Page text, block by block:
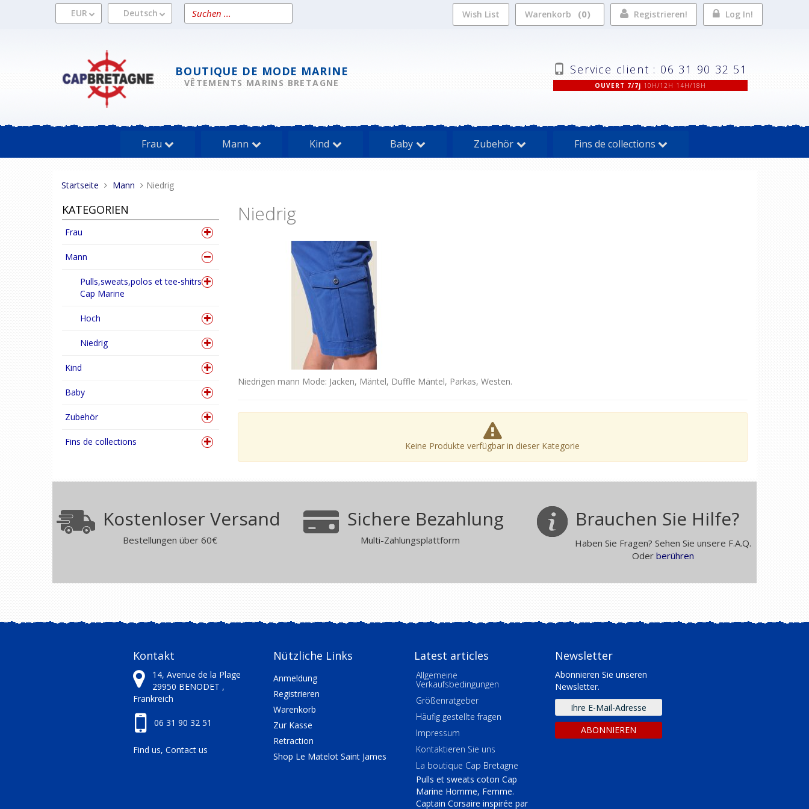
EUR Deutsch
Ein
Produkt
Registrieren! Log In!
Warenkorb 0
Wish List
BOUTIQUE DE MODE MARINE
VÊTEMENTS MARINS BRETAGNE
Service client : 06 31 90 32 51
OUVERT 7/7j 10H/12H 14H/18H
Frau Mann Kind Baby Zubehör Fins de collections
Sie
hier:
Startseite Mann Niedrig
Niedrig
Niedrigen mann Mode: Jacken, Mäntel, Duffle Mäntel, Parkas, Westen.
Keine Produkte verfügbar in dieser Kategorie
KATEGORIEN
Frau
Mann
Pulls,sweats,polos et tee-shitrs
Cap Marine
Hoch
Niedrig
Kind
Baby
Zubehör
Fins de collections
Kostenloser Versand
Bestellungen über 60€
Sichere Bezahlung
Multi-Zahlungsplattform
Brauchen Sie Hilfe?
Haben Sie Fragen? Sehen Sie unsere F.A.Q.
Oder berühren
Kontakt
14, Avenue de la Plage
29950 BENODET ,
Frankreich
06 31 90 32 51
Find us, Contact us
Nützliche Links
Anmeldung
Registrieren
Warenkorb
Zur Kasse
Retraction
Shop Le Matelot Saint James
Latest articles
Allgemeine
Verkaufsbedingungen
Größenratgeber
Häufig gestellte fragen
Impressum
Kontaktieren Sie uns
La boutique Cap Bretagne
Pulls et sweats coton Cap
Marine Homme, Femme.
Captain Corsaire inspirée par
Newsletter
Abonnieren Sie unseren
Newsletter.
E-
mail
AdresseABONNIEREN